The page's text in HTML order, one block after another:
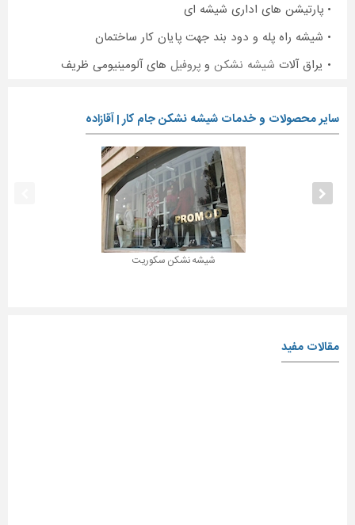
• پارتیشن های اداری شیشه ای
• شیشه راه پله و دود بند جهت پایان کار ساختمان
• یراق آلات شیشه نشکن و پروفیل های آلومینیومی ظریف
سایر محصولات و خدمات شیشه نشکن جام کار | آقازاده
شیشه نشکن سکوریت
مقالات مفید